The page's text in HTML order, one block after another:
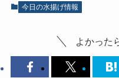
今日の水揚げ情報
よかった